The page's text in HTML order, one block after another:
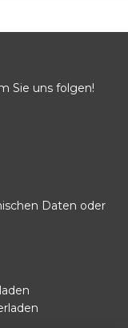
Sie uns folgen!
Daten oder